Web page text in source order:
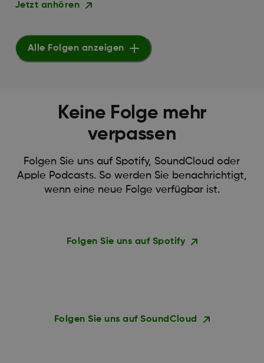
Jetzt anhören
Alle Folgen anzeigen
Keine Folge mehr
verpassen
Folgen Sie uns auf Spotify, SoundCloud oder
Apple Podcasts. So werden Sie benachrichtigt,
wenn eine neue Folge verfügbar ist.
Folgen Sie uns auf Spotify
Folgen Sie uns auf SoundCloud